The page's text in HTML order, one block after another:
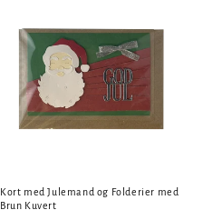
Kort med Julemand og Folderier med
Brun Kuvert